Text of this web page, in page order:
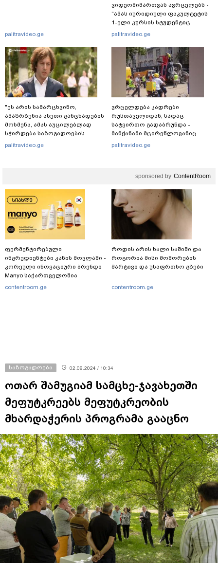
palitravideo.ge
"ეს არის სამარცხვინო,
ამაზრზენია ასეთი განცხადების
მოსმენა, ამას აუცილებლად
სჭირდება საზოგადოების
სათანადო რეაქცია" - ირაკლი
palitravideo.ge
ვიდეომიმართვას ავრცელებს -
"ამას იურიდიული ფაკულტეტის
1-ელი კურსის სტუდენტიც
იკითხავს"
palitravideo.ge
ვრცელდება კადრები
რუსთაველიდან, სადაც
სატვირთო გადაბრუნდა -
მანქანაში მცირეწლოვანიც
იმყოფებოდა
palitravideo.ge
sponsored by ContentRoom
ფერმენტირებული
ინგრედიენტები კანის მოვლაში -
კორეული ინოვაციური ბრენდი
Manyo საქართველოშია
contentroom.ge
როდის არის ხალი საშიში და
როგორია მისი მოშორების
მარტივი და უსაფრთხო გზები
contentroom.ge
საზოგადოება 02.08.2024 / 10:34
ოთარ შამუგიამ სამცხე-ჯავახეთში
მეფუტკრეებს მეფუტკრეობის
მხარდაჭერის პროგრამა გააცნო